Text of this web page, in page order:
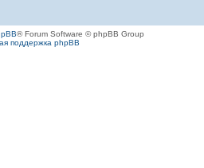
® Forum Software © phpBB Group
поддержка phpBB